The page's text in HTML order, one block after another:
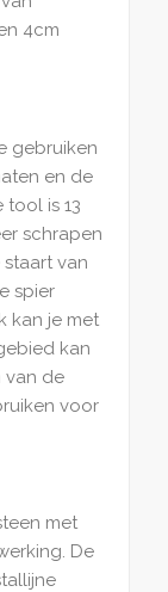
4cm
gebruiken
en de
is 13
schrapen
van
spier
kan je met
kan
van de
voor
met
De